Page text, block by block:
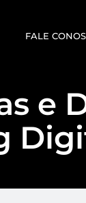
FALE
e